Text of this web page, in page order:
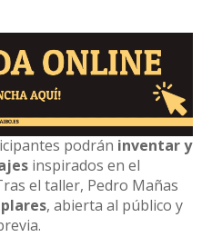
podrán inventar y
inspirados en el
el taller, Pedro Mañas
, abierta al público y